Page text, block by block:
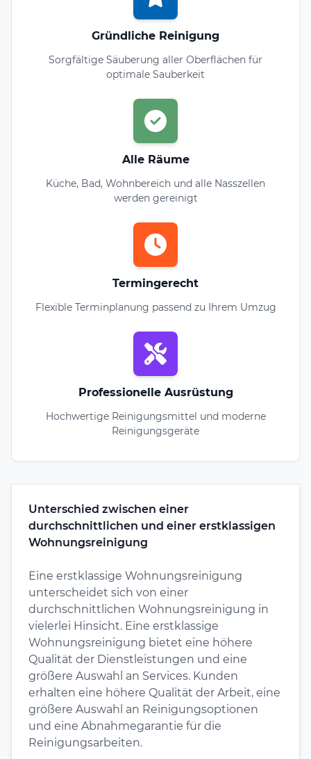
Gründliche Reinigung
Sorgfältige Säuberung aller Oberflächen für
optimale Sauberkeit
Alle Räume
Küche, Bad, Wohnbereich und alle Nasszellen
werden gereinigt
Termingerecht
Flexible Terminplanung passend zu Ihrem Umzug
Professionelle Ausrüstung
Hochwertige Reinigungsmittel und moderne
Reinigungsgeräte
Unterschied zwischen einer
durchschnittlichen und einer erstklassigen
Wohnungsreinigung
Eine erstklassige Wohnungsreinigung
unterscheidet sich von einer
durchschnittlichen Wohnungsreinigung in
vielerlei Hinsicht. Eine erstklassige
Wohnungsreinigung bietet eine höhere
Qualität der Dienstleistungen und eine
größere Auswahl an Services. Kunden
erhalten eine höhere Qualität der Arbeit, eine
größere Auswahl an Reinigungsoptionen
und eine Abnahmegarantie für die
Reinigungsarbeiten.